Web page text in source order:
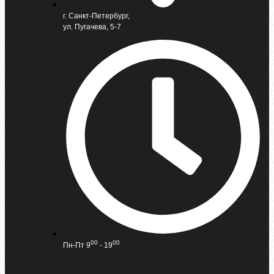
г. Санкт-Петербург,
ул. Пугачева, 5-7
Пн-Пт 900 - 1900